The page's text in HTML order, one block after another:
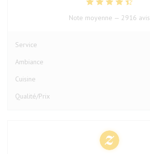
Note moyenne — 2916 avis
Service
Ambiance
Cuisine
Qualité/Prix